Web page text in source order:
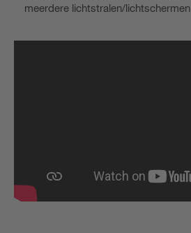
meerdere lichtstralen/lichtschermen